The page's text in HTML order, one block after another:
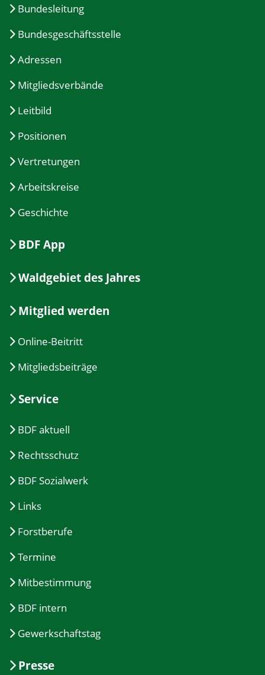
Bundesleitung
Bundesgeschäftsstelle
Adressen
Mitgliedsverbände
Leitbild
Positionen
Vertretungen
Arbeitskreise
Geschichte
BDF App
Waldgebiet des Jahres
Mitglied werden
Online-Beitritt
Mitgliedsbeiträge
Service
BDF aktuell
Rechtsschutz
BDF Sozialwerk
Links
Forstberufe
Termine
Mitbestimmung
BDF intern
Gewerkschaftstag
Presse